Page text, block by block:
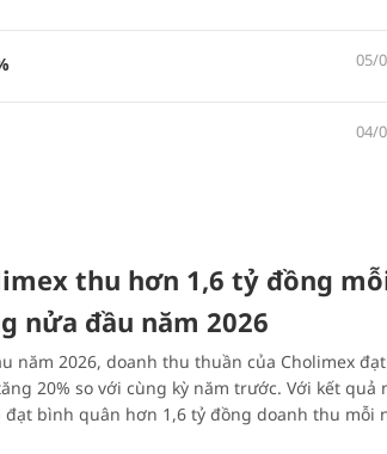
05/
04/
thu hơn 1,6 tỷ đồng
nửa đầu năm 2026
năm 2026, doanh thu thuần của Cholimex
20% so với cùng kỳ năm trước. Với kết quả
đạt bình quân hơn 1,6 tỷ đồng doanh thu mỗi